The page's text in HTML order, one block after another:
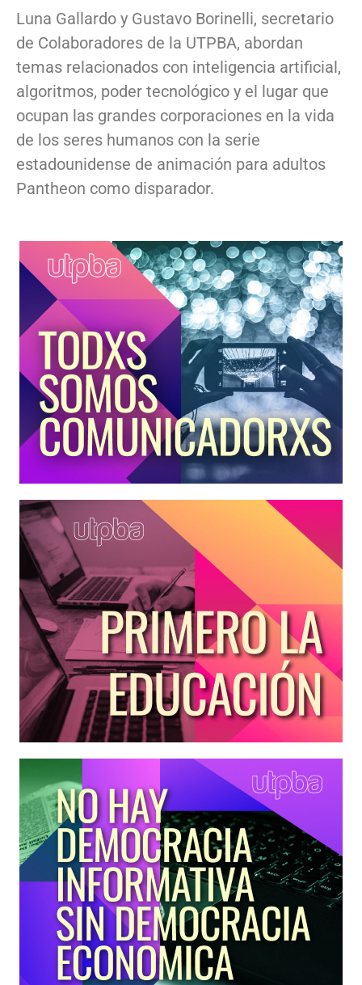
Luna Gallardo y Gustavo Borinelli, secretario
de Colaboradores de la UTPBA, abordan
temas relacionados con inteligencia artificial,
algoritmos, poder tecnológico y el lugar que
ocupan las grandes corporaciones en la vida
de los seres humanos con la serie
estadounidense de animación para adultos
Pantheon como disparador.